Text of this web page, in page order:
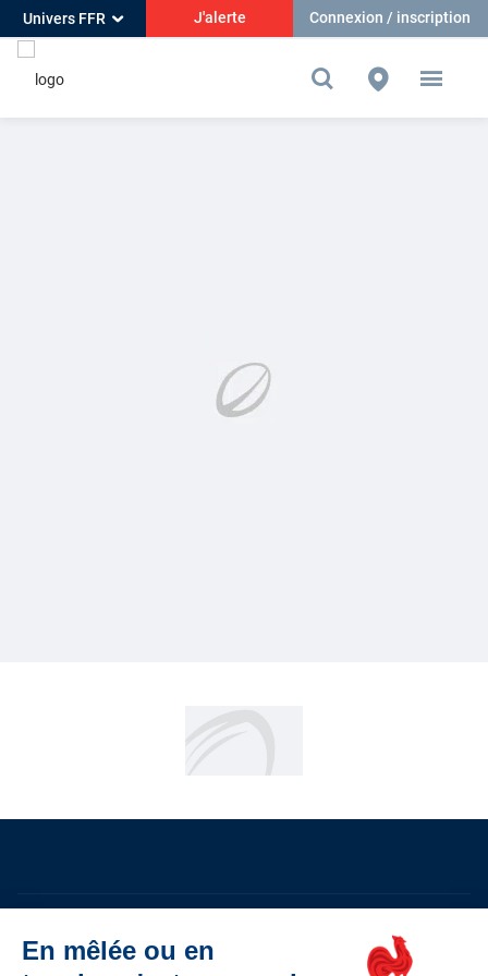
Univers FFR J'alerte Connexion / inscription